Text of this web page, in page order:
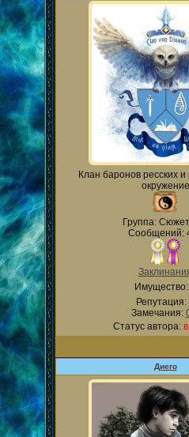
Клан баронов ресских
окружение
Группа:
Сообщений:
Имущество:
Репутация:
Замечания:
Статус автора:
Диего